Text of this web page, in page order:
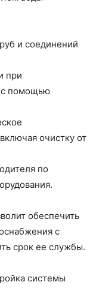
и соединений
при
с помощью
очистку от
по
обеспечить
с
срок ее службы.
системы